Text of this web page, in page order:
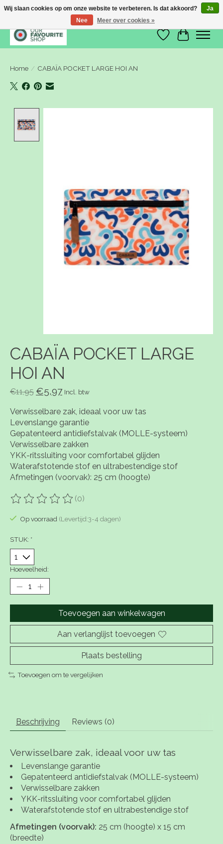
Verlanglijst
Home / CABAÏA POCKET LARGE HOI AN
CABAÏA POCKET LARGE
HOI AN
€11,95 €5,97 Incl. btw
Verwisselbare zak, ideaal voor uw tas
Levenslange garantie
Gepatenteerd antidiefstalvak (MOLLE-systeem)
Verwisselbare zakken
YKK-ritssluiting voor comfortabel glijden
Waterafstotende stof en ultrabestendige stof
Afmetingen (voorvak): 25 cm (hoogte)
De beoordeling van dit product is
(0)
Op voorraad (Levertijd:3-4 dagen)
STUK: *
Hoeveelheid:
Toevoegen aan winkelwagen
Aan verlanglijst toevoegen
Plaats bestelling
Toevoegen om te vergelijken
Beschrijving Reviews (0)
Verwisselbare zak, ideaal voor uw tas
Levenslange garantie
Gepatenteerd antidiefstalvak (MOLLE-systeem)
Verwisselbare zakken
YKK-ritssluiting voor comfortabel glijden
Waterafstotende stof en ultrabestendige stof
Afmetingen (voorvak): 25 cm (hoogte) x 15 cm
(breedte)
Wij slaan cookies op om onze website te verbeteren. Is dat akkoord?
Ja
Nee
Meer over cookies »